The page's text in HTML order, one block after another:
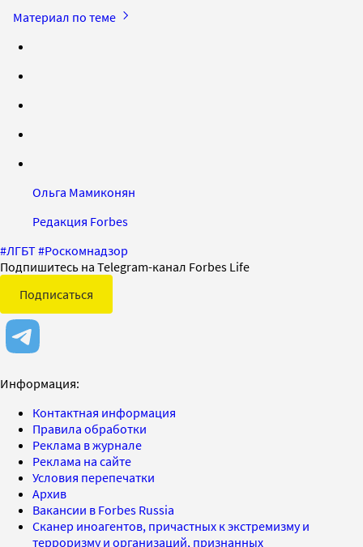
Материал по теме
Ольга Мамиконян
Редакция Forbes
#ЛГБТ#Роскомнадзор
Подпишитесь на Telegram-канал Forbes Life
Подписаться
Информация:
Контактная информация
Правила обработки
Реклама в журнале
Реклама на сайте
Условия перепечатки
Архив
Вакансии в Forbes Russia
Сканер иноагентов, причастных к экстремизму и
терроризму и организаций, признанных